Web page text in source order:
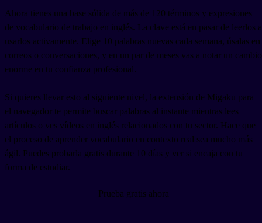
Ahora tienes una base sólida de más de 120 términos y expresiones
de vocabulario de trabajo en inglés. La clave está en pasar de leerlos a
usarlos activamente. Elige 10 palabras nuevas cada semana, úsalas en
correos o conversaciones, y en un par de meses vas a notar un cambio
enorme en tu confianza profesional.
Si quieres llevar esto al siguiente nivel, la extensión de Migaku para
el navegador te permite buscar palabras al instante mientras lees
artículos o ves vídeos en inglés relacionados con tu sector. Hace que
el proceso de aprender vocabulario en contexto real sea mucho más
ágil. Puedes probarla gratis durante 10 días y ver si encaja con tu
forma de estudiar.
Prueba gratis ahora